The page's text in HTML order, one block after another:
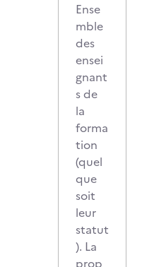
Ense
mble
des
ensei
gnant
s de
la
forma
tion
(quel
que
soit
leur
statut
). La
prop